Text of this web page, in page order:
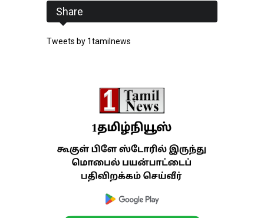
Share
Tweets by 1tamilnews